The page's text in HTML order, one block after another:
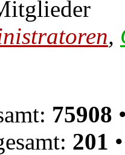
,
75908
201